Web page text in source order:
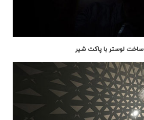
ساخت لوستر با پاکت شیر